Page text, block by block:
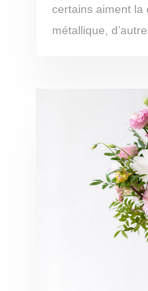
certains aiment la
métallique,